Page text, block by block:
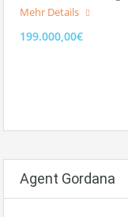
Mehr Details
199.000,00€
Agent Gordana